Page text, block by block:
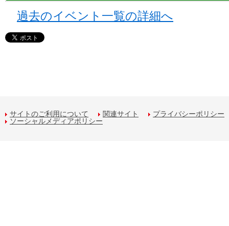
過去のイベント一覧の詳細へ
サイトのご利用について 関連サイト
プライバシーポリシー
ソーシャルメディアポリシー